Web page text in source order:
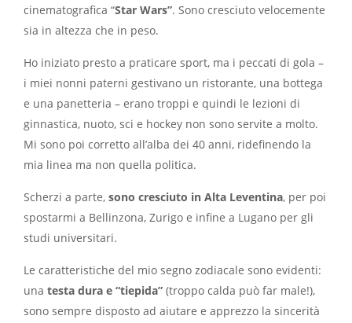
cinematografica “Star Wars”. Sono cresciuto velocemente
sia in altezza che in peso.
Ho iniziato presto a praticare sport, ma i peccati di gola –
i miei nonni paterni gestivano un ristorante, una bottega
e una panetteria – erano troppi e quindi le lezioni di
ginnastica, nuoto, sci e hockey non sono servite a molto.
Mi sono poi corretto all’alba dei 40 anni, ridefinendo la
mia linea ma non quella politica.
Scherzi a parte, sono cresciuto in Alta Leventina, per poi
spostarmi a Bellinzona, Zurigo e infine a Lugano per gli
studi universitari.
Le caratteristiche del mio segno zodiacale sono evidenti:
una testa dura e “tiepida” (troppo calda può far male!),
sono sempre disposto ad aiutare e apprezzo la sincerità